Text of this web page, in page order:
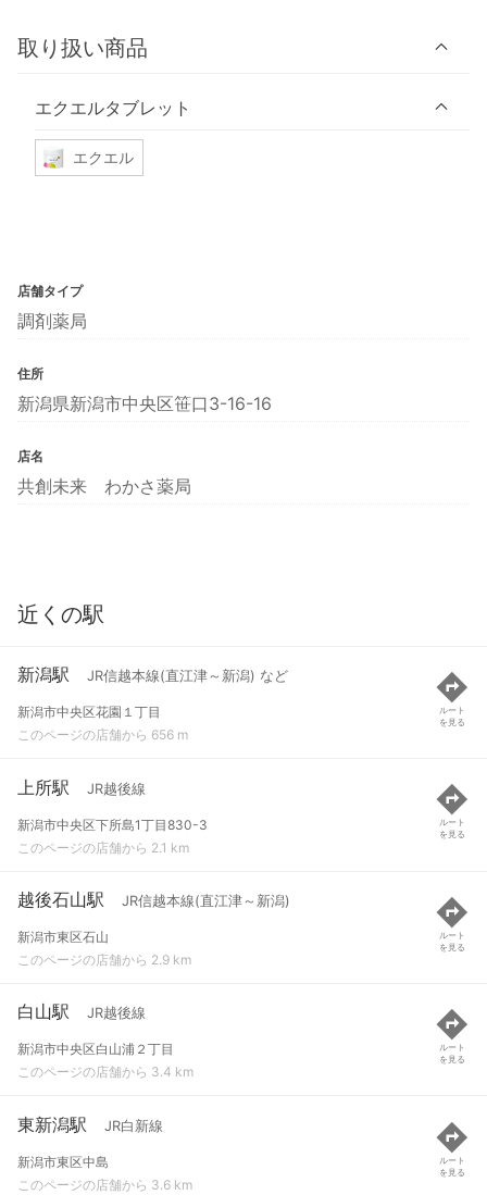
取り扱い商品
エクエルタブレット
エクエル
店舗タイプ
調剤薬局
住所
新潟県新潟市中央区笹口3-16-16
店名
共創未来 わかさ薬局
近くの駅
新潟駅 JR信越本線(直江津～新潟) など
新潟市中央区花園１丁目
このページの店舗から 656 m
ルート
を見る
上所駅 JR越後線
新潟市中央区下所島1丁目830-3
このページの店舗から 2.1 km
ルート
を見る
越後石山駅 JR信越本線(直江津～新潟)
新潟市東区石山
このページの店舗から 2.9 km
ルート
を見る
白山駅 JR越後線
新潟市中央区白山浦２丁目
このページの店舗から 3.4 km
ルート
を見る
東新潟駅 JR白新線
新潟市東区中島
このページの店舗から 3.6 km
ルート
を見る